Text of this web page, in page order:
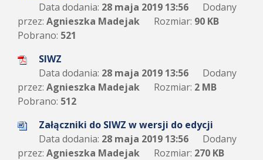
Data dodania: 28 maja 2019 13:56
Dodany
przez: Agnieszka Madejak Rozmiar: 90 KB
Pobrano: 521
SIWZ
Data dodania: 28 maja 2019 13:56
Dodany
przez: Agnieszka Madejak Rozmiar: 2 MB
Pobrano: 512
Załączniki do SIWZ w wersji do edycji
Data dodania: 28 maja 2019 13:56
Dodany
przez: Agnieszka Madejak Rozmiar: 270 KB